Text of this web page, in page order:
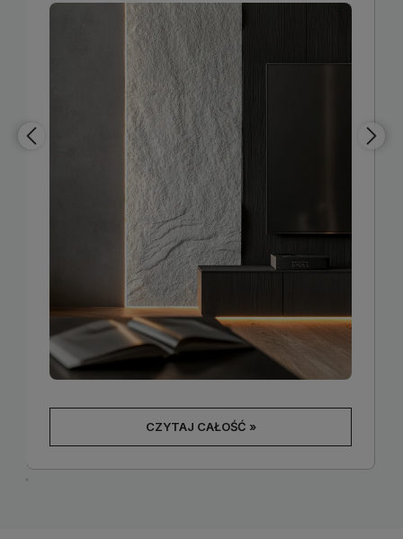
stylami aranżacyjnymi – od surowych,
industrialnych kuchni po przytulne, skandynawskie
CZYTAJ CAŁOŚĆ »